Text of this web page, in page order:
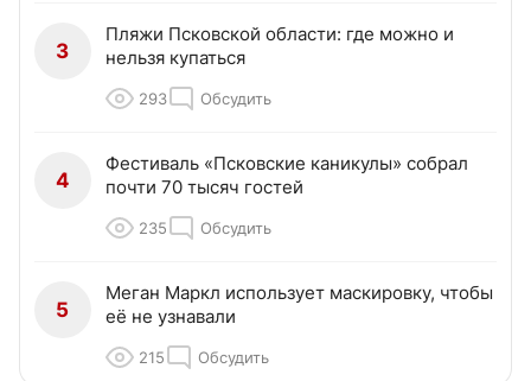
3
Пляжи Псковской области: где можно и
нельзя купаться
293 Обсудить
4
Фестиваль «Псковские каникулы» собрал
почти 70 тысяч гостей
235 Обсудить
5
Меган Маркл использует маскировку, чтобы
её не узнавали
215 Обсудить